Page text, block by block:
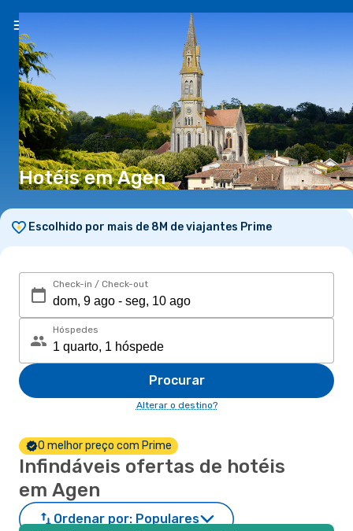
Hotéis em Agen
Escolhido por mais de 8M de viajantes Prime
Check-in / Check-out
Hóspedes
Procurar
Alterar o destino?
O melhor preço com Prime
Infindáveis ofertas de hotéis
em Agen
Ordenar por: Populares